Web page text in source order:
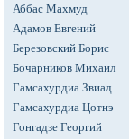
Аббас Махмуд
Адамов Евгений
Березовский Борис
Бочарников Михаил
Гамсахурдиа Звиад
Гамсахурдиа Цотнэ
Гонгадзе Георгий